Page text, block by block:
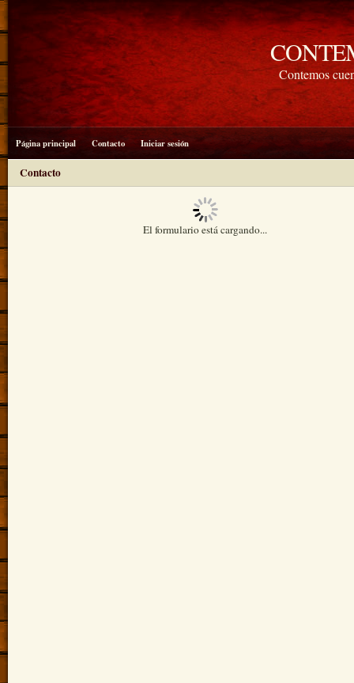
Contemos
Página principal Contacto Iniciar sesión
Contacto
El formulario está cargando...